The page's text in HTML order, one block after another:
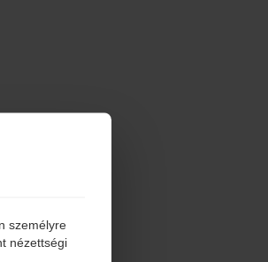
személyre
nézettségi